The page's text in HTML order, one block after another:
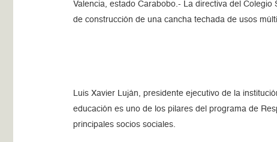
Valencia, estado Carabobo.- La directiva del
de construcción de una cancha techada de usos
Luis Xavier Luján, presidente ejecutivo de la
educación es uno de los pilares del programa de
principales socios sociales.